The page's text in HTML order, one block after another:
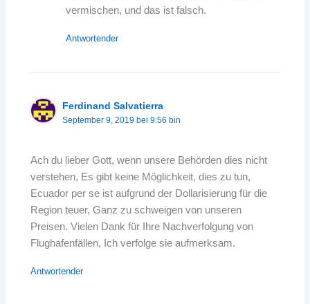
vermischen, und das ist falsch.
Antwortender
Ferdinand Salvatierra
September 9, 2019 bei 9:56 bin
Ach du lieber Gott, wenn unsere Behörden dies nicht
verstehen, Es gibt keine Möglichkeit, dies zu tun,
Ecuador per se ist aufgrund der Dollarisierung für die
Region teuer, Ganz zu schweigen von unseren
Preisen. Vielen Dank für Ihre Nachverfolgung von
Flughafenfällen, Ich verfolge sie aufmerksam.
Antwortender